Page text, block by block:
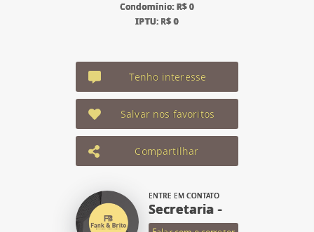
Condomínio: R$ 0
IPTU: R$ 0
Tenho interesse
Salvar nos favoritos
Compartilhar
ENTRE EM CONTATO
Secretaria -